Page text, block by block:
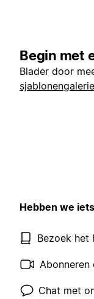
Begin met
Blader door
sjablonengalerie
Hebben we
Bezoek het
Abonneren
Chat met